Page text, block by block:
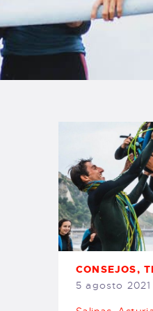
TIENDA FAMILY
WEBCAM
PEDIDOS
CONSEJOS,
5 agosto 2021